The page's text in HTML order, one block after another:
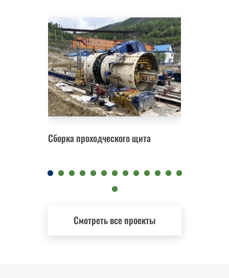
Сборка проходческого щита
Смотреть все проекты